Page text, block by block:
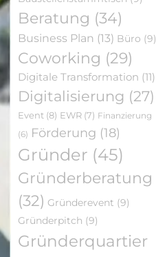
Beratung (34)
Business Plan (13) Büro (9)
Coworking (29)
Digitale Transformation (11)
Digitalisierung (27)
Event (8) EWR (7) Finanzierung
(6) Förderung (18)
Gründer (45)
Gründerberatung
(32) Gründerevent (9)
Gründerpitch (9)
Gründerquartier